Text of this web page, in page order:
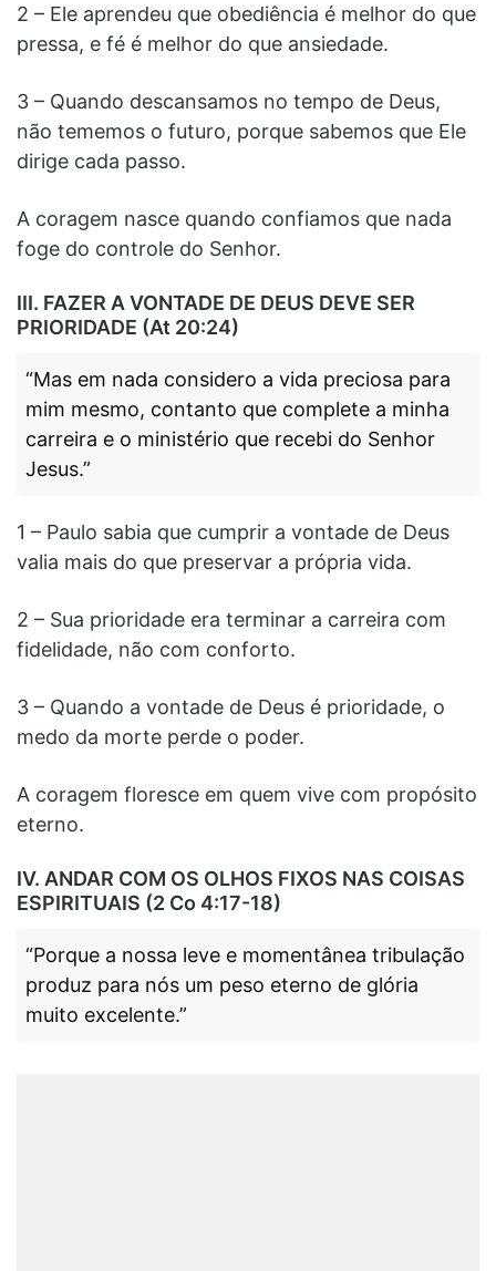
2 – Ele aprendeu que obediência é melhor do que
pressa, e fé é melhor do que ansiedade.
3 – Quando descansamos no tempo de Deus,
não tememos o futuro, porque sabemos que Ele
dirige cada passo.
A coragem nasce quando confiamos que nada
foge do controle do Senhor.
III. FAZER A VONTADE DE DEUS DEVE SER
PRIORIDADE (At 20:24)
“Mas em nada considero a vida preciosa para
mim mesmo, contanto que complete a minha
carreira e o ministério que recebi do Senhor
Jesus.”
1 – Paulo sabia que cumprir a vontade de Deus
valia mais do que preservar a própria vida.
2 – Sua prioridade era terminar a carreira com
fidelidade, não com conforto.
3 – Quando a vontade de Deus é prioridade, o
medo da morte perde o poder.
A coragem floresce em quem vive com propósito
eterno.
IV. ANDAR COM OS OLHOS FIXOS NAS COISAS
ESPIRITUAIS (2 Co 4:17-18)
“Porque a nossa leve e momentânea tribulação
produz para nós um peso eterno de glória
muito excelente.”